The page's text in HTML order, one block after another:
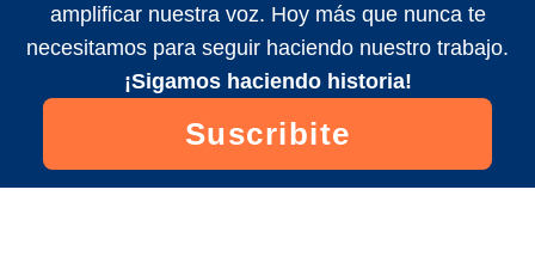
amplificar nuestra voz. Hoy más que nunca te
necesitamos para seguir haciendo nuestro trabajo.
¡Sigamos haciendo historia!
Suscribite